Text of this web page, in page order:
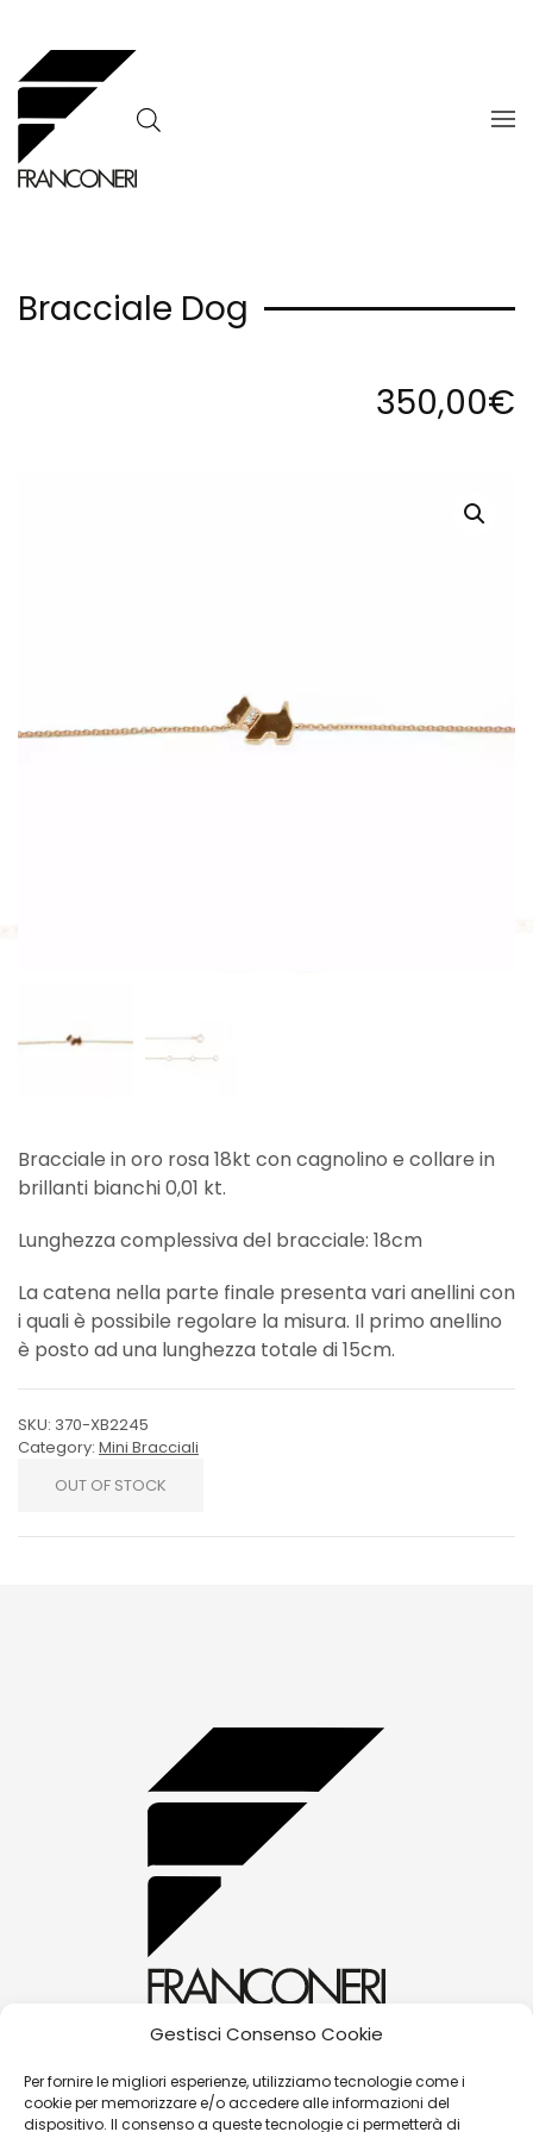
Gestisci Consenso Cookie
Per fornire le migliori esperienze, utilizziamo tecnologie come i
cookie per memorizzare e/o accedere alle informazioni del
dispositivo. Il consenso a queste tecnologie ci permetterà di
Skip to main content
Bracciale Dog
350,00€
Bracciale in oro rosa 18kt con cagnolino e collare in
brillanti bianchi 0,01 kt.
Lunghezza complessiva del bracciale: 18cm
La catena nella parte finale presenta vari anellini con
i quali è possibile regolare la misura. Il primo anellino
è posto ad una lunghezza totale di 15cm.
SKU: 370-XB2245
Category: Mini Bracciali
OUT OF STOCK
(+39) 0572 70087